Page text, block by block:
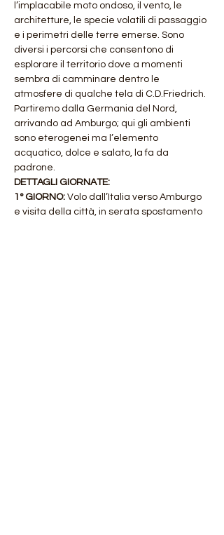
l’implacabile moto ondoso, il vento, le
architetture, le specie volatili di passaggio
e i perimetri delle terre emerse. Sono
diversi i percorsi che consentono di
esplorare il territorio dove a momenti
sembra di camminare dentro le
atmosfere di qualche tela di C.D.Friedrich.
Partiremo dalla Germania del Nord,
arrivando ad Amburgo; qui gli ambienti
sono eterogenei ma l’elemento
acquatico, dolce e salato, la fa da
padrone.
DETTAGLI GIORNATE:
1° GIORNO: Volo dall’Italia verso Amburgo
e visita della città, in serata spostamento